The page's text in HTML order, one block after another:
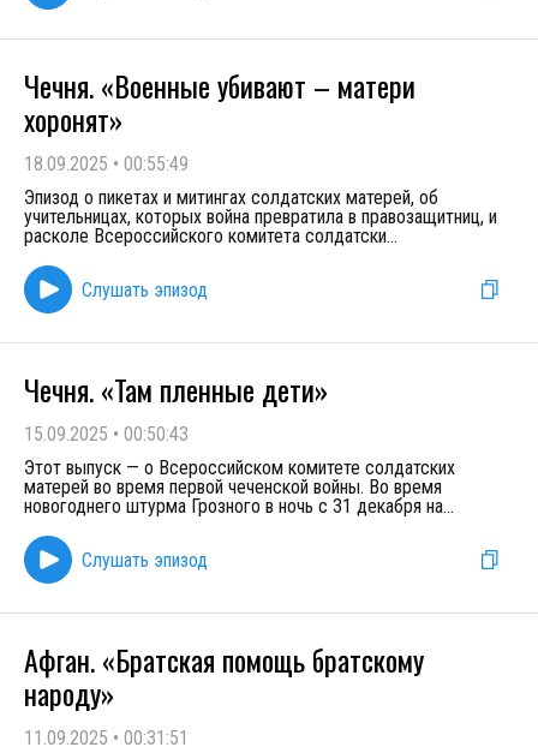
Чечня. «Военные убивают – матери
хоронят»
18.09.2025 • 00:55:49
Эпизод о пикетах и митингах солдатских матерей, об
учительницах, которых война превратила в правозащитниц, и
расколе Всероссийского комитета солдатски...
Слушать эпизод
Чечня. «Там пленные дети»
15.09.2025 • 00:50:43
Этот выпуск — о Всероссийском комитете солдатских
матерей во время первой чеченской войны. Во время
новогоднего штурма Грозного в ночь с 31 декабря на...
Слушать эпизод
Афган. «Братская помощь братскому
народу»
11.09.2025 • 00:31:51